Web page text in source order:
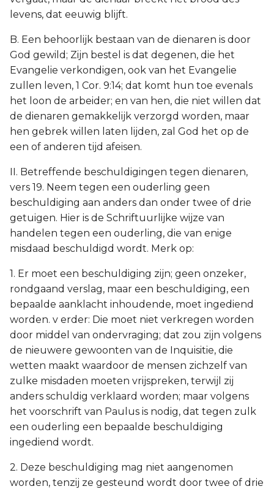
levens, dat eeuwig blijft.
B. Een behoorlijk bestaan van de dienaren is door
God gewild; Zijn bestel is dat degenen, die het
Evangelie verkondigen, ook van het Evangelie
zullen leven, 1 Cor. 9:14; dat komt hun toe evenals
het loon de arbeider; en van hen, die niet willen dat
de dienaren gemakkelijk verzorgd worden, maar
hen gebrek willen laten lijden, zal God het op de
een of anderen tijd afeisen.
II. Betreffende beschuldigingen tegen dienaren,
vers 19. Neem tegen een ouderling geen
beschuldiging aan anders dan onder twee of drie
getuigen. Hier is de Schriftuurlijke wijze van
handelen tegen een ouderling, die van enige
misdaad beschuldigd wordt. Merk op:
1. Er moet een beschuldiging zijn; geen onzeker,
rondgaand verslag, maar een beschuldiging, een
bepaalde aanklacht inhoudende, moet ingediend
worden. v erder: Die moet niet verkregen worden
door middel van ondervraging; dat zou zijn volgens
de nieuwere gewoonten van de Inquisitie, die
wetten maakt waardoor de mensen zichzelf van
zulke misdaden moeten vrijspreken, terwijl zij
anders schuldig verklaard worden; maar volgens
het voorschrift van Paulus is nodig, dat tegen zulk
een ouderling een bepaalde beschuldiging
ingediend wordt.
2. Deze beschuldiging mag niet aangenomen
worden, tenzij ze gesteund wordt door twee of drie